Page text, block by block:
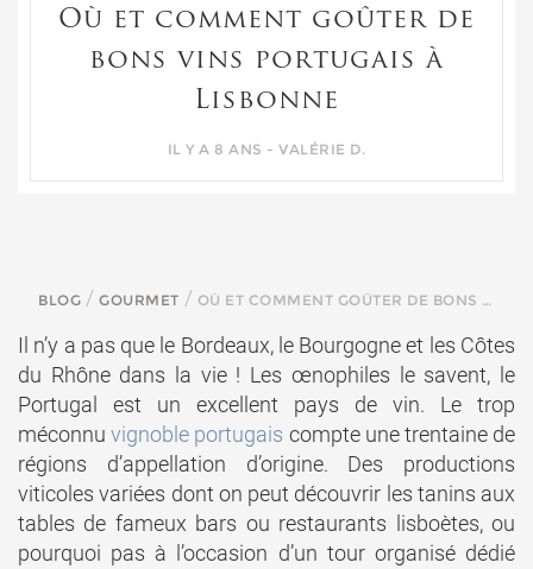
Où et comment goûter de
bons vins portugais à
Lisbonne
IL Y A 8 ANS - VALÉRIE D.
BLOG GOURMET OÙ ET COMMENT GOÛTER DE BONS VINS PORTUGAIS À LISBONNE
Il n’y a pas que le Bordeaux, le Bourgogne et les Côtes
du Rhône dans la vie ! Les œnophiles le savent, le
Portugal est un excellent pays de vin. Le trop
méconnuvignoble portugais compte une trentaine de
régions d’appellation d’origine. Des productions
viticoles variées dont on peut découvrir les tanins aux
tables de fameux bars ou restaurants lisboètes, ou
pourquoi pas à l’occasion d’un tour organisé dédié